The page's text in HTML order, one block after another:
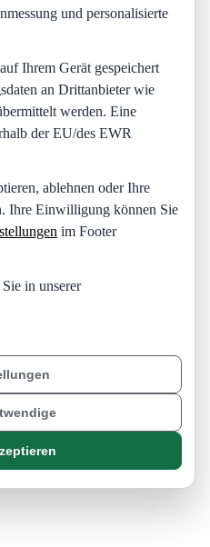
und personalisierte
Ihrem Gerät gespeichert
an Drittanbieter wie
werden. Eine
der EU/des EWR
ablehnen oder Ihre
Ihre Einwilligung können Sie
im Footer
in unserer